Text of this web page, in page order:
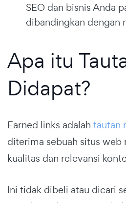
SEO dan bisnis Anda
dibandingkan dengan
Apa itu
Didapat?
Earned links adalah tautan
diterima sebuah situs web
kualitas dan relevansi
Ini tidak dibeli atau dicari